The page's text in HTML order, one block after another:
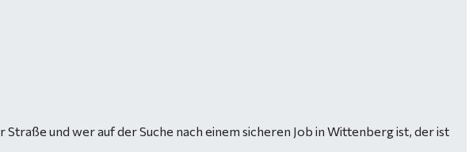
und wer auf der Suche nach einem sicheren Job in Wittenberg ist, der ist